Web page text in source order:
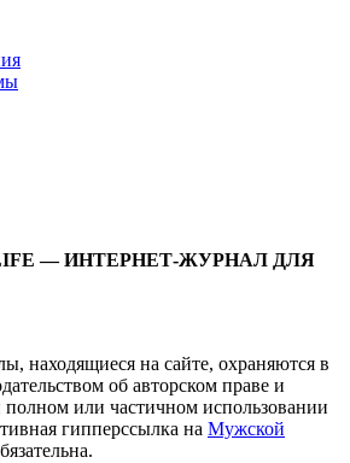
LIFE — ИНТЕРНЕТ-ЖУРНАЛ ДЛЯ
находящиеся на сайте, охраняются в
об авторском праве и
или частичном использовании
гипперссылка на Мужской